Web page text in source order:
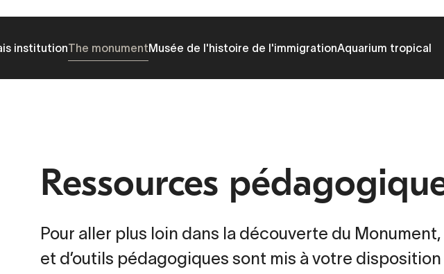
institutionThe monumentMusée de l'histoire de l'immigrationAquarium tropical
Ressources
Pour aller plus loin dans la découverte du
et d’outils pédagogiques sont mis à votre